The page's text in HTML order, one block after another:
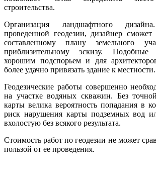
строительства.
Организация ландшафтного
проведенной геодезии, дизайнер сможет
составленному плану земельного
приблизительному эскизу.
хорошим подспорьем и для
более удачно привязать здание к местности.
Геодезические работы совершенно
на участке водяных скважин. Без
карты велика вероятность попадания в
риск нарушения карты подземных вод
вхолостую без всякого результата.
Стоимость работ по геодезии не может
пользой от ее проведения.